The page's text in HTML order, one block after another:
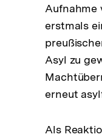
Aufnahme
erstmals
Asyl zu
erneut
Als